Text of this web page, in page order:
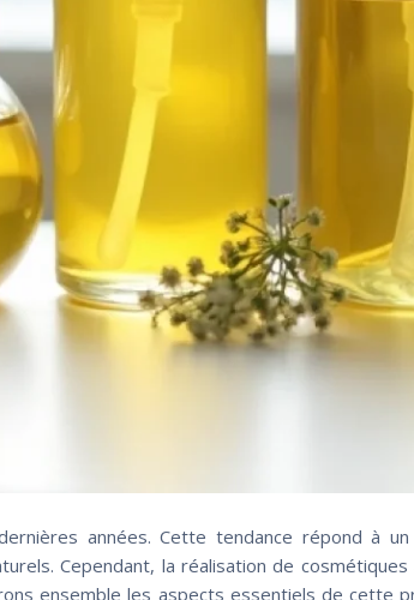
années. Cette tendance répond à
Cependant, la réalisation de
ensemble les aspects essentiels de cette